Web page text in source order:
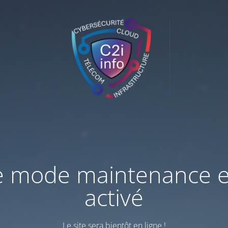
mode maintenance
activé
Le site sera bientôt en ligne !